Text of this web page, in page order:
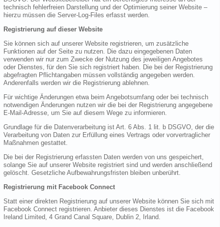
technisch fehlerfreien Darstellung und der Optimierung seiner Website –
hierzu müssen die Server-Log-Files erfasst werden.
Registrierung auf dieser Website
Sie können sich auf unserer Website registrieren, um zusätzliche
Funktionen auf der Seite zu nutzen. Die dazu eingegebenen Daten
verwenden wir nur zum Zwecke der Nutzung des jeweiligen Angebotes
oder Dienstes, für den Sie sich registriert haben. Die bei der Registrierung
abgefragten Pflichtangaben müssen vollständig angegeben werden.
Anderenfalls werden wir die Registrierung ablehnen.
Für wichtige Änderungen etwa beim Angebotsumfang oder bei technisch
notwendigen Änderungen nutzen wir die bei der Registrierung angegebene
E-Mail-Adresse, um Sie auf diesem Wege zu informieren.
Grundlage für die Datenverarbeitung ist Art. 6 Abs. 1 lit. b DSGVO, der die
Verarbeitung von Daten zur Erfüllung eines Vertrags oder vorvertraglicher
Maßnahmen gestattet.
Die bei der Registrierung erfassten Daten werden von uns gespeichert,
solange Sie auf unserer Website registriert sind und werden anschließend
gelöscht. Gesetzliche Aufbewahrungsfristen bleiben unberührt.
Registrierung mit Facebook Connect
Statt einer direkten Registrierung auf unserer Website können Sie sich mit
Facebook Connect registrieren. Anbieter dieses Dienstes ist die Facebook
Ireland Limited, 4 Grand Canal Square, Dublin 2, Irland.